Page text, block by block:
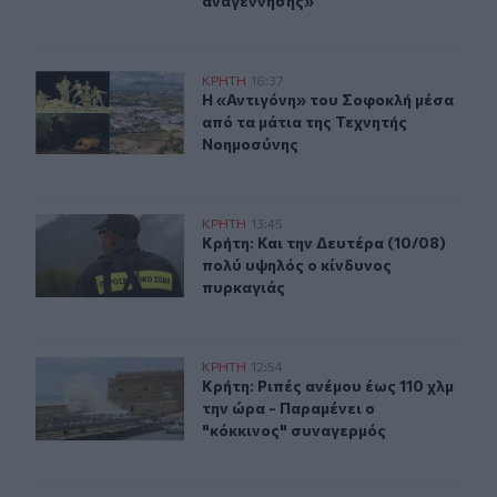
Η «Αντιγόνη» του Σοφοκλή μέσα από τα μάτια της
ΚΡΗΤΗ 16:37
Η «Αντιγόνη» του Σοφοκλή μέσα
Η «Αντιγόνη» του Σοφοκλή μέσα
από τα μάτια της Τεχνητής
Νοημοσύνης
Κρήτη: Και την Δευτέρα (10/08) πολύ υψηλός ο
ΚΡΗΤΗ 13:45
Κρήτη: Και την Δευτέρα (10/08)
Κρήτη: Και την Δευτέρα (10/08)
πολύ υψηλός ο κίνδυνος
πυρκαγιάς
Κρήτη: Ριπές ανέμου έως 110 χλμ την ώρα - Παραμένει
ΚΡΗΤΗ 12:54
Κρήτη: Ριπές ανέμου έως 110 χλμ
Κρήτη: Ριπές ανέμου έως 110 χλμ
την ώρα - Παραμένει ο
"κόκκινος" συναγερμός